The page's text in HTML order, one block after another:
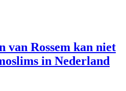
Rossem kan niet
in Nederland